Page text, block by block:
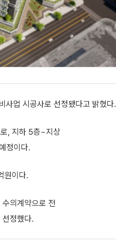
사업 시공사로 선정됐다고 밝혔다.
, 지하 5층~지상
정이다.
원이다.
의계약으로 전
정했다.